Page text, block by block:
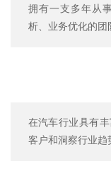
拥有一支多年从
析、业务优化的团
在汽车行业具有
客户和洞察行业趋